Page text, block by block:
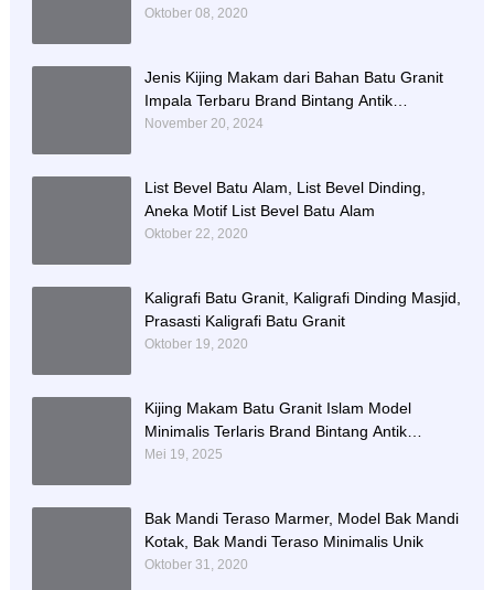
Oktober 08, 2020
Jenis Kijing Makam dari Bahan Batu Granit
Impala Terbaru Brand Bintang Antik
Sejahtera
November 20, 2024
List Bevel Batu Alam, List Bevel Dinding,
Aneka Motif List Bevel Batu Alam
Oktober 22, 2020
Kaligrafi Batu Granit, Kaligrafi Dinding Masjid,
Prasasti Kaligrafi Batu Granit
Oktober 19, 2020
Kijing Makam Batu Granit Islam Model
Minimalis Terlaris Brand Bintang Antik
Sejahtera
Mei 19, 2025
Bak Mandi Teraso Marmer, Model Bak Mandi
Kotak, Bak Mandi Teraso Minimalis Unik
Oktober 31, 2020